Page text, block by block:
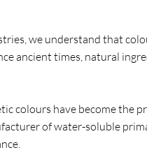
we understand that
ancient times, natural
colours have become the
of water-soluble